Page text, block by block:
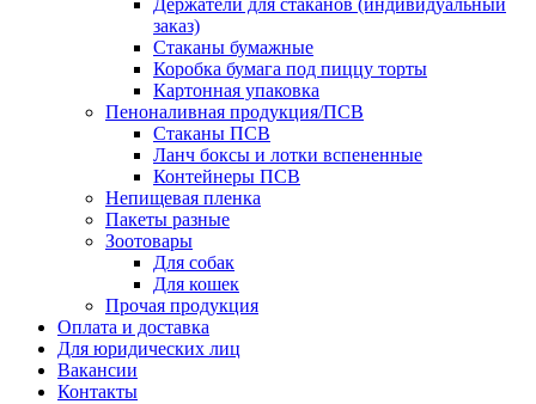
Держатели для стаканов (индивидуальный
заказ)
Стаканы бумажные
Коробка бумага под пиццу торты
Картонная упаковка
Пеноналивная продукция/ПСВ
Стаканы ПСВ
Ланч боксы и лотки вспененные
Контейнеры ПСВ
Непищевая пленка
Пакеты разные
Зоотовары
Для собак
Для кошек
Прочая продукция
Оплата и доставка
Для юридических лиц
Вакансии
Контакты